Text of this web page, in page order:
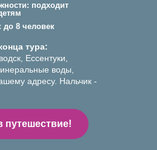
путешествие!
до 8 человек
подходит
тура:
Ессентуки,
воды,
адресу. Нальчик -